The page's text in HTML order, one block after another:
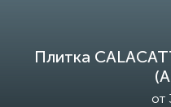
Плитка
от